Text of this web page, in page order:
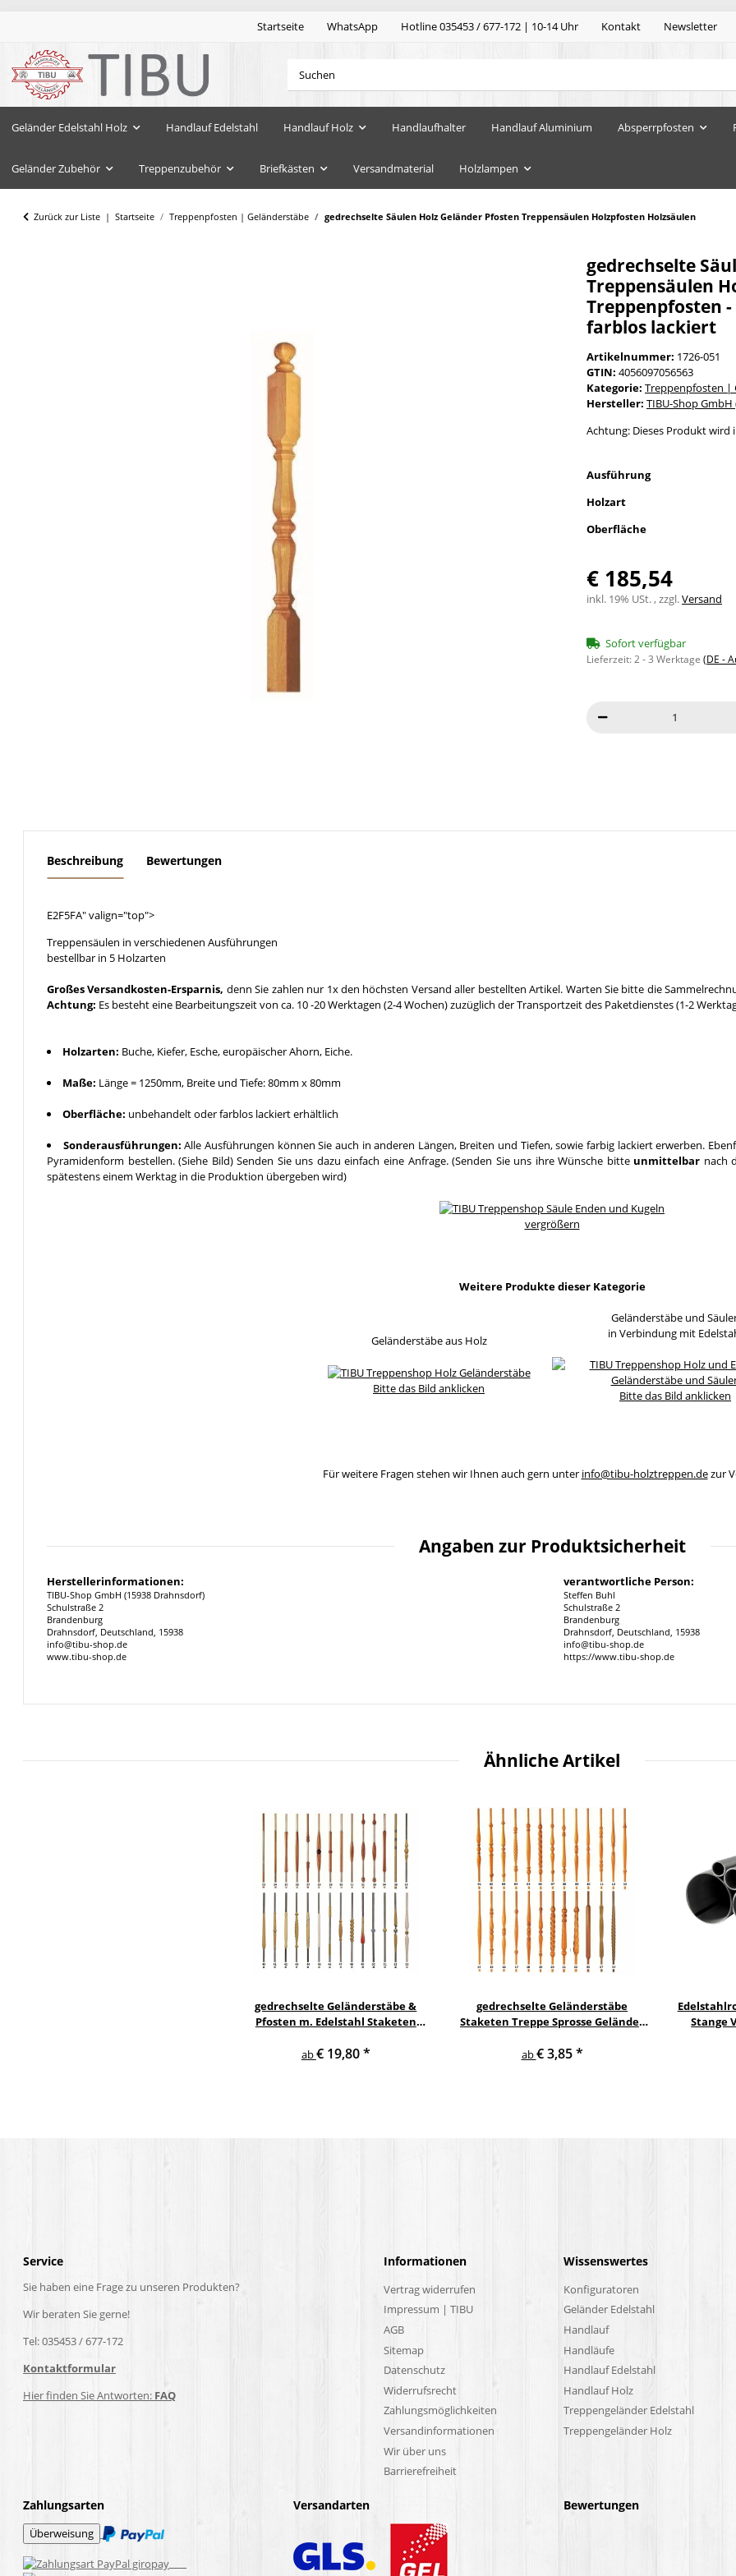
Startseite WhatsApp Hotline 035453 / 677-172 | 10-14 Uhr Kontakt Newsletter
Geländer Edelstahl Holz Handlauf Edelstahl Handlauf Holz Handlaufhalter Handlauf Aluminium Absperrpfosten
Geländer Zubehör Treppenzubehör Briefkästen Versandmaterial Holzlampen
Zurück zur Liste Startseite Treppenpfosten | Geländerstäbe gedrechselte Säulen Holz Geländer Pfosten Treppensäulen Holzpfosten Holzsäulen
gedrechselte
Treppensäulen
Treppenpfosten
farblos lackiert
Artikelnummer: 1726-051
GTIN: 4056097056563
Kategorie: Treppenpfosten |
Hersteller: TIBU-Shop
Achtung: Dieses Produkt wird
Ausführung
Holzart
Oberfläche
€ 185,54
inkl. 19% USt. , zzgl.Versand
Sofort verfügbar
Lieferzeit:2 - 3 Werktage (DE -
Beschreibung Bewertungen
E2F5FA" valign="top">
Treppensäulen in verschiedenen Ausführungen
bestellbar in 5 Holzarten
Großes Versandkosten-Ersparnis, denn Sie zahlen nur 1x den höchsten Versand aller bestellten Artikel. Warten Sie bitte die
Achtung: Es besteht eine Bearbeitungszeit von ca. 10 -20 Werktagen (2-4 Wochen) zuzüglich der Transportzeit des Paketdienstes (1-2
Holzarten: Buche, Kiefer, Esche, europäischer Ahorn, Eiche.
Maße: Länge = 1250mm, Breite und Tiefe: 80mm x 80mm
Oberfläche: unbehandelt oder farblos lackiert erhältlich
Sonderausführungen: Alle Ausführungen können Sie auch in anderen Längen, Breiten und Tiefen, sowie farbig lackiert erwerben.
Pyramidenform bestellen. (Siehe Bild) Senden Sie uns dazu einfach eine Anfrage. (Senden Sie uns ihre Wünsche bitte unmittelbar nach
spätestens einem Werktag in die Produktion übergeben wird)
vergrößern
Weitere Produkte dieser Kategorie
Geländerstäbe aus Holz
Bitte das Bild anklicken
Geländerstäbe und
in Verbindung mit
Bitte das Bild anklicken
Für weitere Fragen stehen wir Ihnen auch gern unter info@tibu-holztreppen.dezur
Angaben zur Produktsicherheit
Herstellerinformationen:
TIBU-Shop GmbH (15938 Drahnsdorf)
Schulstraße 2
Brandenburg
Drahnsdorf, Deutschland, 15938
info@tibu-shop.de
www.tibu-shop.de
verantwortliche Person:
Steffen Buhl
Schulstraße 2
Brandenburg
Drahnsdorf, Deutschland, 15938
info@tibu-shop.de
https://www.tibu-shop.de
Ähnliche Artikel
gedrechselte Geländerstäbe &
Pfosten m. Edelstahl Staketen
ab€ 19,80*
gedrechselte Geländerstäbe
Staketen Treppe Sprosse Geländer
ab€ 3,85*
Stange
Service
Sie haben eine Frage zu unseren Produkten?
Wir beraten Sie gerne!
Tel: 035453 / 677-172
Kontaktformular
Hier finden Sie Antworten: FAQ
Informationen
Vertrag widerrufen
Impressum | TIBU
AGB
Sitemap
Datenschutz
Widerrufsrecht
Zahlungsmöglichkeiten
Versandinformationen
Wir über uns
Barrierefreiheit
Wissenswertes
Konfiguratoren
Geländer Edelstahl
Handlauf
Handläufe
Handlauf Edelstahl
Handlauf Holz
Treppengeländer Edelstahl
Treppengeländer Holz
Zahlungsarten Versandarten Bewertungen